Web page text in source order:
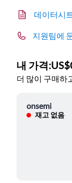
데이터시
지원팀에
내 가격:
더 많이 구매하
onsemi
재고 없음